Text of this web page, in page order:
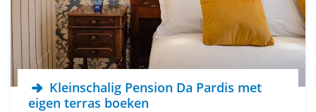
Kleinschalig Pension Da Pardis met
eigen terras boeken